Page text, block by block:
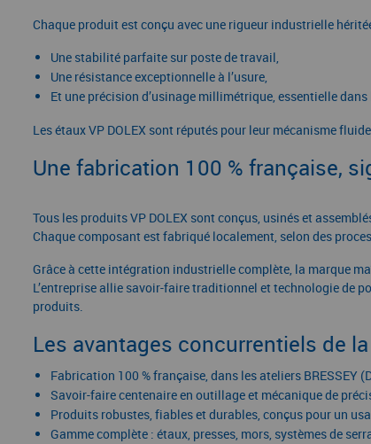
Chaque produit est conçu avec une rigueur industrielle
Une stabilité parfaite sur poste de travail,
Une résistance exceptionnelle à l’usure,
Et une précision d’usinage millimétrique, essentielle
Les étaux VP DOLEX sont réputés pour leur mécanisme
Une fabrication 100 % française,
Tous les produits VP DOLEX sont conçus, usinés et
Chaque composant est fabriqué localement, selon des
Grâce à cette intégration industrielle complète, la marque
L’entreprise allie savoir-faire traditionnel et technologie de
produits.
Les avantages concurrentiels de la
Fabrication 100 % française, dans les ateliers BRESSEY
Savoir-faire centenaire en outillage et mécanique de
Produits robustes, fiables et durables, conçus pour un
Gamme complète : étaux, presses, mors, systèmes de